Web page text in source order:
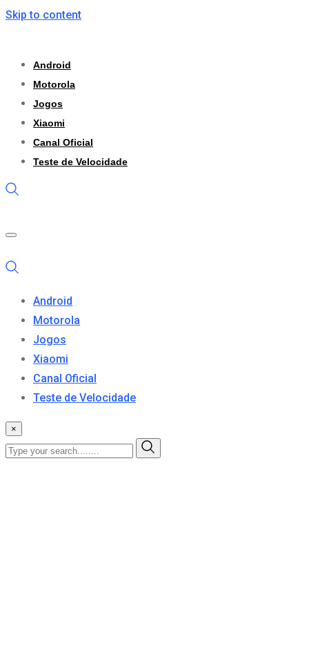
Skip to content
Android
Motorola
Jogos
Xiaomi
Canal Oficial
Teste de Velocidade
Android
Motorola
Jogos
Xiaomi
Canal Oficial
Teste de Velocidade
×